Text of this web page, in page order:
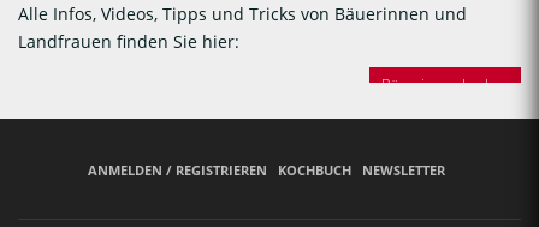
Alle Infos, Videos, Tipps und Tricks von Bäuerinnen und
Landfrauen finden Sie hier:
Bäuerinnen backen
ANMELDEN / REGISTRIEREN KOCHBUCH NEWSLETTER